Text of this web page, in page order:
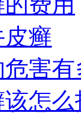
癣
害有
怎